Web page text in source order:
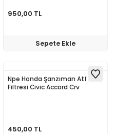
950,00 TL
Sepete Ekle
Npe Honda Şanzıman Atf
Filtresi Civic Accord Crv
450,00 TL